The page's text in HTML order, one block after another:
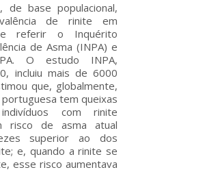
de base populacional,
de rinite em
referir o Inquérito
de Asma (INPA) e
O estudo INPA,
incluiu mais de 6000
que, globalmente,
tem queixas
com rinite
risco de asma atual
superior ao dos
e, quando a rinite se
esse risco aumentava